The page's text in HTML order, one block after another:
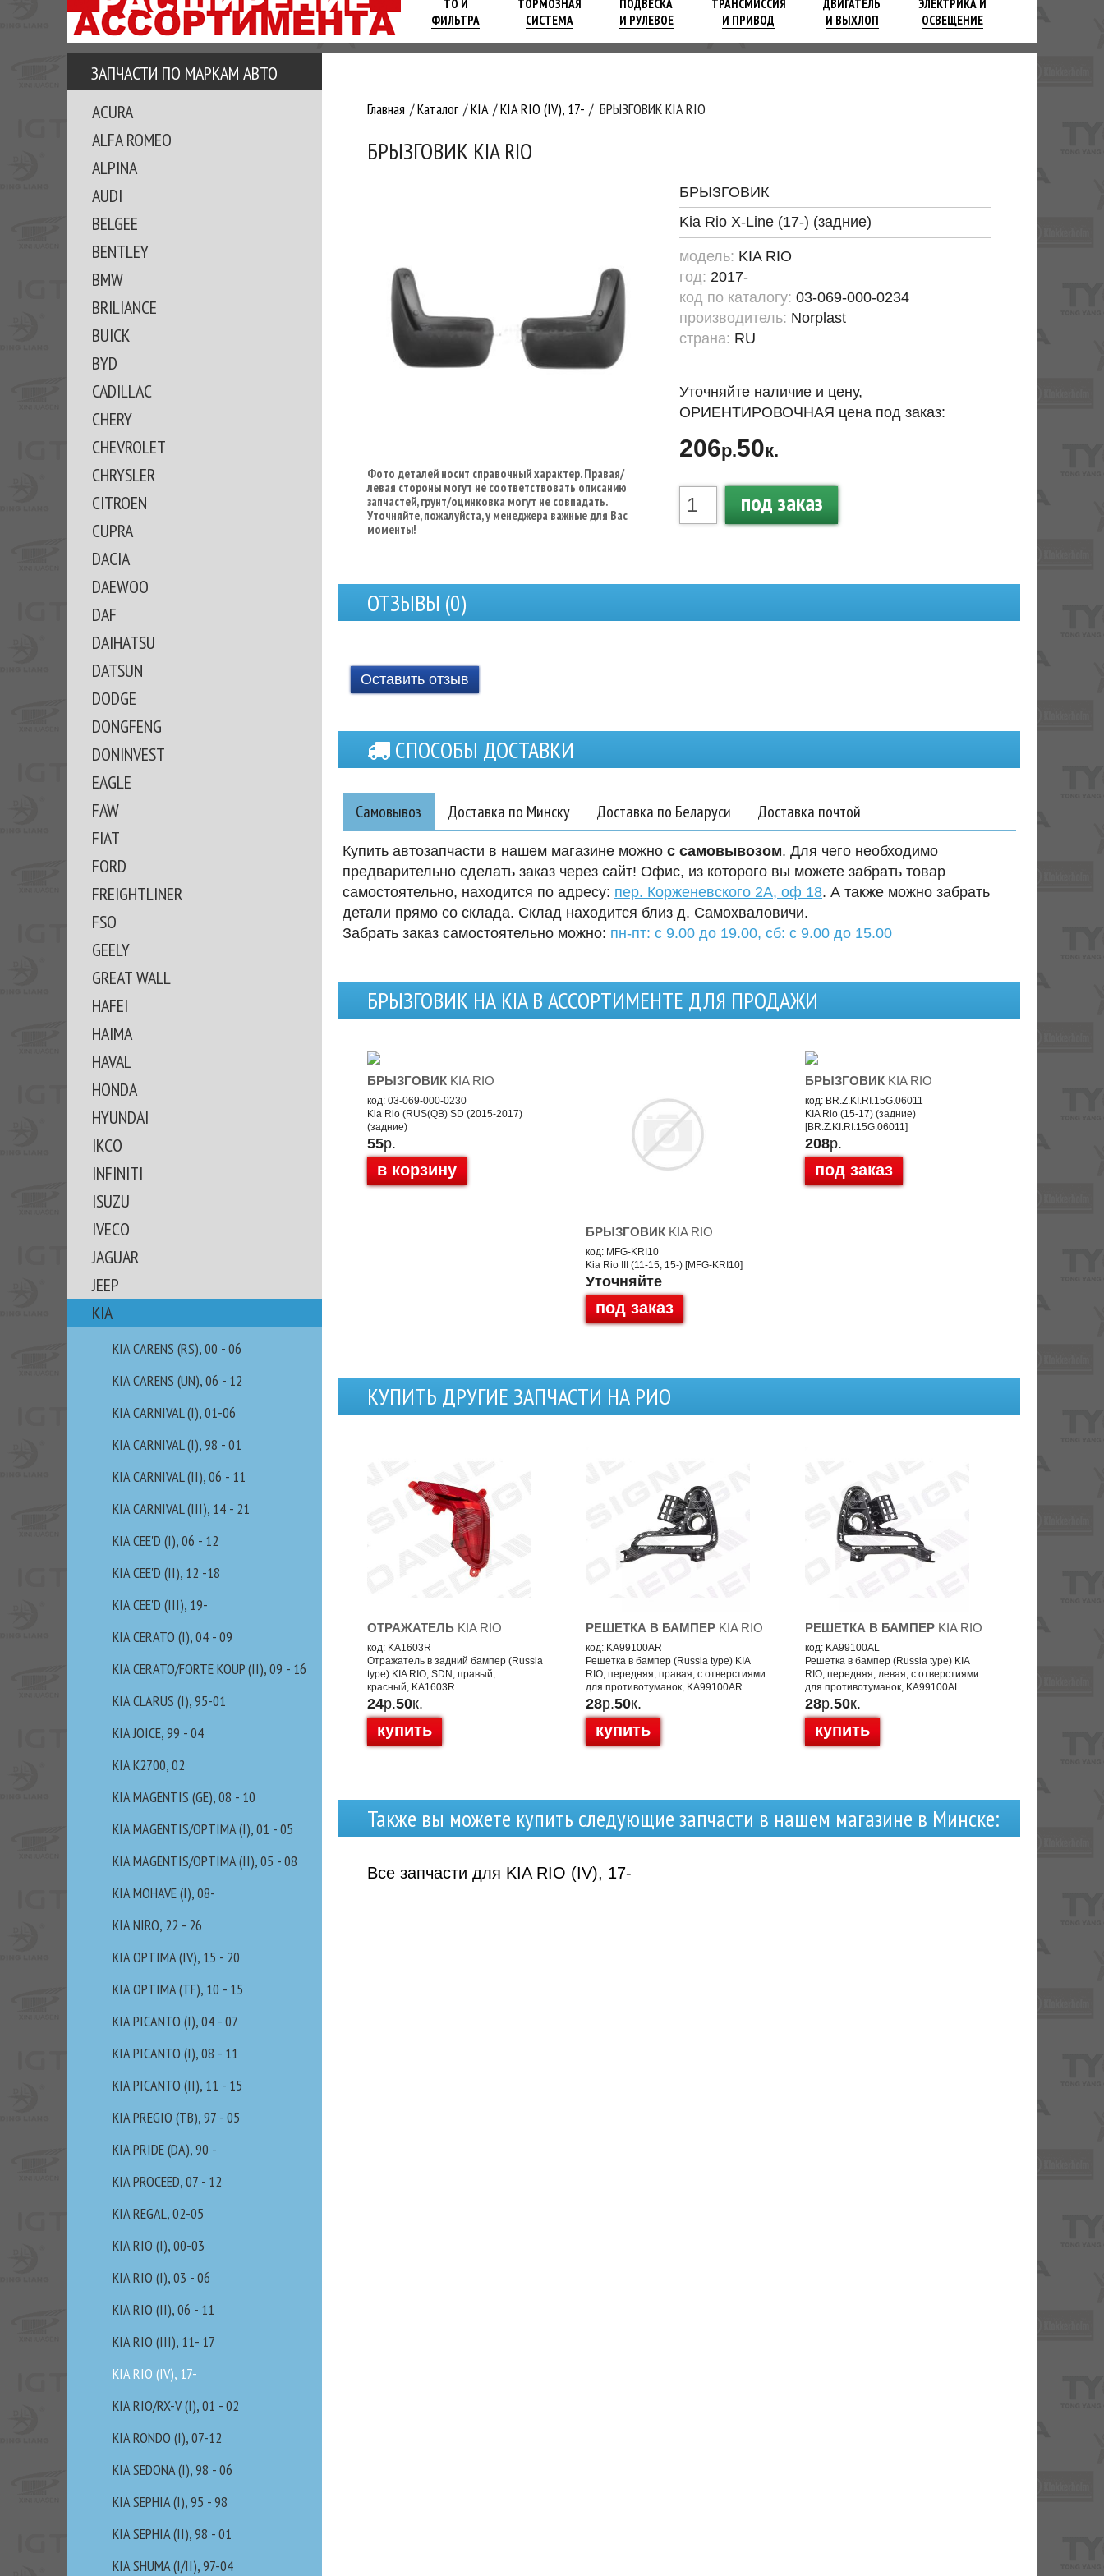
ТО И
ФИЛЬТРА
ТОРМОЗНАЯ
СИСТЕМА
ПОДВЕСКА
И РУЛЕВОЕ
ТРАНСМИССИЯ
И ПРИВОД
ДВИГАТЕЛЬ
И ВЫХЛОП
ЭЛЕКТРИКА И
ОСВЕЩЕНИЕ
ЗАПЧАСТИ ПО МАРКАМ АВТО
ACURA
ALFA ROMEO
ALPINA
AUDI
BELGEE
BENTLEY
BMW
BRILIANCE
BUICK
BYD
CADILLAC
CHERY
CHEVROLET
CHRYSLER
CITROEN
CUPRA
DACIA
DAEWOO
DAF
DAIHATSU
DATSUN
DODGE
DONGFENG
DONINVEST
EAGLE
FAW
FIAT
FORD
FREIGHTLINER
FSO
GEELY
GREAT WALL
HAFEI
HAIMA
HAVAL
HONDA
HYUNDAI
IKCO
INFINITI
ISUZU
IVECO
JAGUAR
JEEP
KIA
KIA CARENS (RS), 00 - 06
KIA CARENS (UN), 06 - 12
KIA CARNIVAL (I), 01-06
KIA CARNIVAL (I), 98 - 01
KIA CARNIVAL (II), 06 - 11
KIA CARNIVAL (III), 14 - 21
KIA CEE'D (I), 06 - 12
KIA CEE'D (II), 12 -18
KIA CEE'D (III), 19-
KIA CERATO (I), 04 - 09
KIA CERATO/FORTE KOUP (II), 09 - 16
KIA CLARUS (I), 95-01
KIA JOICE, 99 - 04
KIA K2700, 02
KIA MAGENTIS (GE), 08 - 10
KIA MAGENTIS/OPTIMA (I), 01 - 05
KIA MAGENTIS/OPTIMA (II), 05 - 08
KIA MOHAVE (I), 08-
KIA NIRO, 22 - 26
KIA OPTIMA (IV), 15 - 20
KIA OPTIMA (TF), 10 - 15
KIA PICANTO (I), 04 - 07
KIA PICANTO (I), 08 - 11
KIA PICANTO (II), 11 - 15
KIA PREGIO (TB), 97 - 05
KIA PRIDE (DA), 90 -
KIA PROCEED, 07 - 12
KIA REGAL, 02-05
KIA RIO (I), 00-03
KIA RIO (I), 03 - 06
KIA RIO (II), 06 - 11
KIA RIO (III), 11- 17
KIA RIO (IV), 17-
KIA RIO/RX-V (I), 01 - 02
KIA RONDO (I), 07-12
KIA SEDONA (I), 98 - 06
KIA SEPHIA (I), 95 - 98
KIA SEPHIA (II), 98 - 01
KIA SHUMA (I/II), 97-04
Главная Каталог KIA KIA RIO (IV), 17- БРЫЗГОВИК KIA RIO
БРЫЗГОВИК KIA RIO
Фото деталей носит справочный характер. Правая/
левая стороны могут не соответствовать описанию
запчастей, грунт/оцинковка могут не совпадать.
Уточняйте, пожалуйста, у менеджера важные для Вас
моменты!
БРЫЗГОВИК
Kia Rio X-Line (17-) (задние)
модель: KIA RIO
год: 2017-
код по каталогу: 03-069-000-0234
производитель: Norplast
страна: RU
Уточняйте наличие и цену,
ОРИЕНТИРОВОЧНАЯ цена под заказ:
206р.50к.
под заказ
ОТЗЫВЫ (0)
Оставить отзыв
СПОСОБЫ ДОСТАВКИ
Самовывоз Доставка по Минску Доставка по Беларуси Доставка почтой
Купить автозапчасти в нашем магазине можно с самовывозом. Для чего необходимо
предварительно сделать заказ через сайт! Офис, из которого вы можете забрать товар
самостоятельно, находится по адресу: пер. Корженевского 2А, оф 18. А также можно забрать
детали прямо со склада. Склад находится близ д. Самохваловичи.
Забрать заказ самостоятельно можно: пн-пт: с 9.00 до 19.00, сб: с 9.00 до 15.00
БРЫЗГОВИК НА KIA В АССОРТИМЕНТЕ ДЛЯ ПРОДАЖИ
БРЫЗГОВИК KIA RIO
код: 03-069-000-0230
Kia Rio (RUS(QB) SD (2015-2017)
(задние)
55р.
в корзину
БРЫЗГОВИК KIA RIO
код: MFG-KRI10
Kia Rio III (11-15, 15-) [MFG-KRI10]
Уточняйте
под заказ
БРЫЗГОВИКKIA RIO
код: BR.Z.KI.RI.15G.06011
KIA Rio (15-17) (задние)
[BR.Z.KI.RI.15G.06011]
208р.
под заказ
КУПИТЬ ДРУГИЕ ЗАПЧАСТИ НА РИО
ОТРАЖАТЕЛЬ KIA RIO
код: KA1603R
Отражатель в задний бампер (Russia
type) KIA RIO, SDN, правый,
красный, KA1603R
24р.50к.
купить
РЕШЕТКА В БАМПЕР KIA RIO
код: KA99100AR
Решетка в бампер (Russia type) KIA
RIO, передняя, правая, с отверстиями
для противотуманок, KA99100AR
28р.50к.
купить
РЕШЕТКА В БАМПЕРKIA RIO
код: KA99100AL
Решетка в бампер (Russia type) KIA
RIO, передняя, левая, с отверстиями
для противотуманок, KA99100AL
28р.50к.
купить
Также вы можете купить следующие запчасти в нашем магазине в Минске:
Все запчасти для KIA RIO (IV), 17-